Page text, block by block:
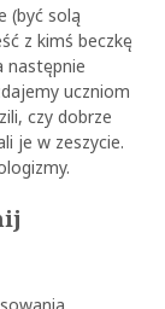
(być solą
z kimś beczkę
następnie
uczniom
czy dobrze
je w zeszycie.